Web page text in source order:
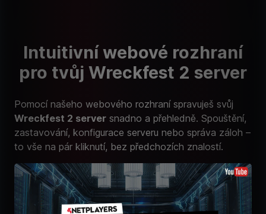
Intuitivní webové rozhraní
pro tvůj Wreckfest 2 server
Pomocí našeho webového rozhraní spravuješ svůj
Wreckfest 2 server snadno a přehledně. Spouštění,
zastavování, konfigurace serveru nebo správa záloh –
to vše na pár kliknutí, bez předchozích znalostí.